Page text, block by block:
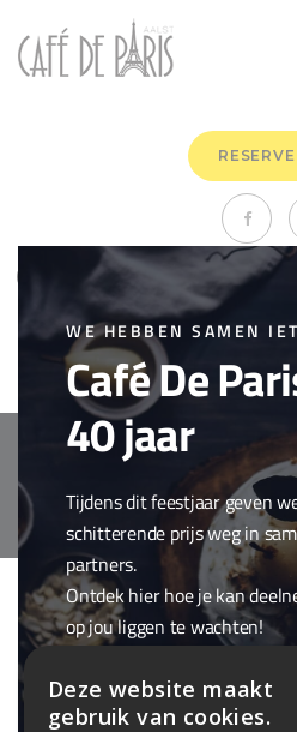
Champagne
de
maart 26th, 2018
0
Drank,Wijnen & bubbels
Copyright © 2018 Cafe de Paris. All
webdesign by
WE HEBBEN SAMEN
Café De
40 jaar
Tijdens dit feestjaar geven
schitterende prijs weg in
partners.
Ontdek hier hoe je kan
op jou liggen te wachten!
En wil je niet alleen winnen,
onze openstaandevacatures.
Deze website maakt
gebruik van cookies.